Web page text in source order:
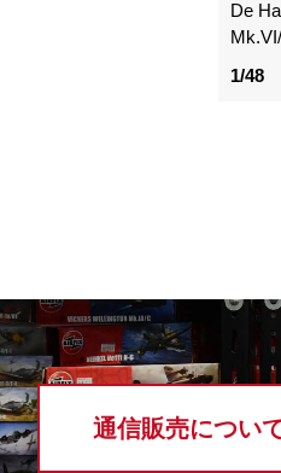
De
1/48
通信販売につい